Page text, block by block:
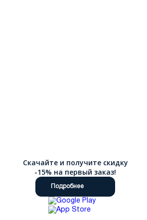
Скачайте и получите скидку
-15% на первый заказ!
Подробнее